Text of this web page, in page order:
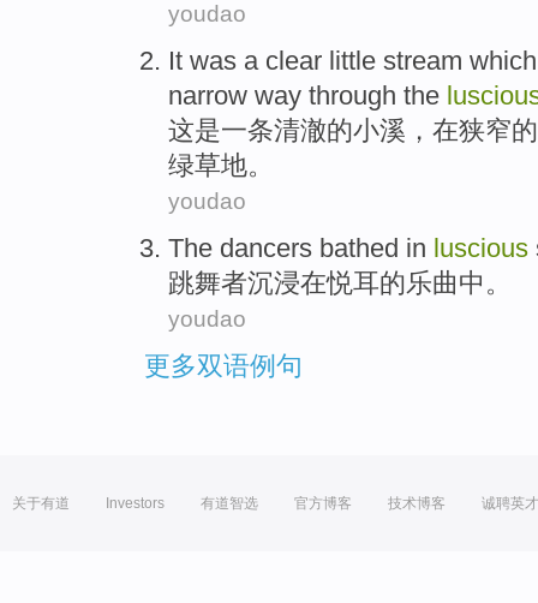
youdao
It was a clear little stream
narrow way through the
这是一条清澈的小溪 ， 在狭窄的
绿草地。
youdao
The dancers bathed in luscious
跳舞者沉浸在悦耳的乐曲中。
youdao
更多双语例句
关于有道 Investors 有道智选 官方博客 技术博客 诚聘英才